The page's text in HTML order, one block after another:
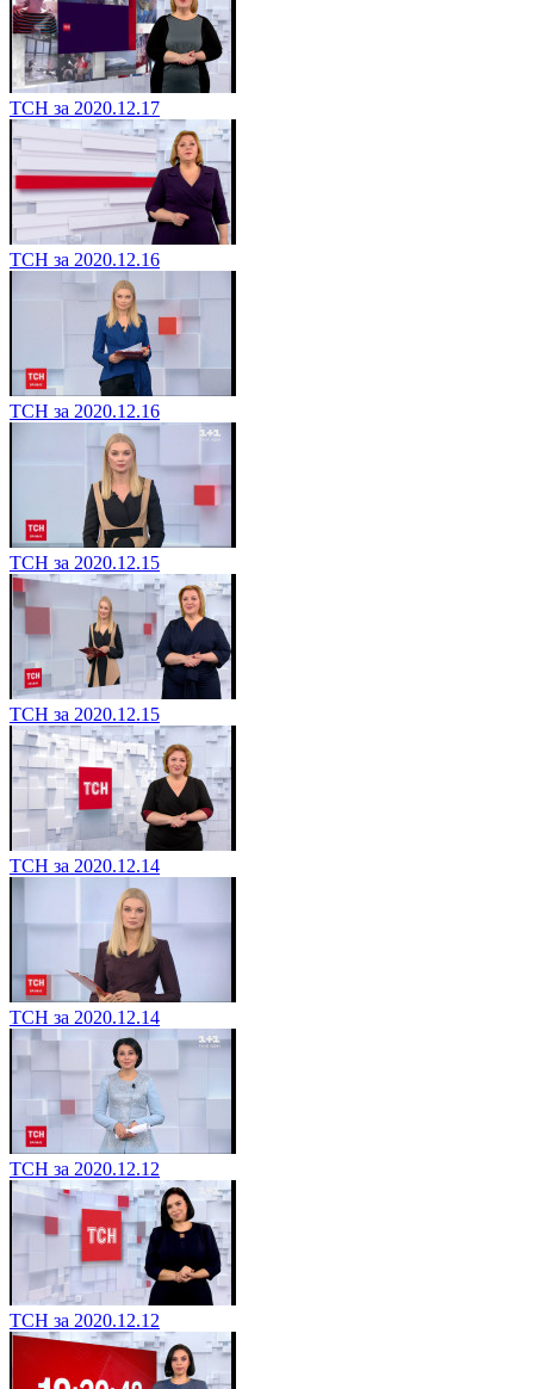
ТСН за 2020.12.17
ТСН за 2020.12.16
ТСН за 2020.12.16
ТСН за 2020.12.15
ТСН за 2020.12.15
ТСН за 2020.12.14
ТСН за 2020.12.14
ТСН за 2020.12.12
ТСН за 2020.12.12